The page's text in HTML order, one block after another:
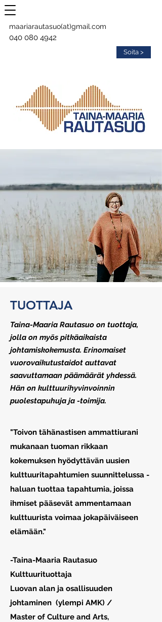
maariarautasuo(at)gmail.com
040 080 4942
Soita >
TUOTTAJA
Taina-Maaria Rautasuo on tuottaja,
jolla on myös pitkäaikaista
johtamiskokemusta. Erinomaiset
vuorovaikutustaidot auttavat
saavuttamaan päämäärät yhdessä.
Hän on kulttuurihyvinvoinnin
puolestapuhuja ja -toimija.
"Toivon tähänastisen ammattiurani
mukanaan tuoman rikkaan
kokemuksen hyödyttävän uusien
kulttuuritapahtumien suunnittelussa -
haluan tuottaa tapahtumia, joissa
ihmiset pääsevät ammentamaan
kulttuurista voimaa jokapäiväiseen
elämään."
-Taina-Maaria Rautasuo
Kulttuurituottaja
Luovan alan ja osallisuuden
johtaminen (ylempi AMK) /
Master of Culture and Arts,